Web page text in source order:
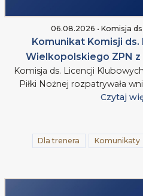
06.08.2026 • Komisja
Komunikat Komisji
Wielkopolskiego ZPN
Komisja ds. Licencji
Piłki Nożnej rozpatrywała
Czytaj
Dla trenera Komunikaty